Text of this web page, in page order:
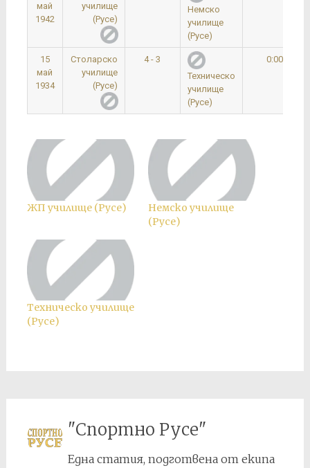
май
1942
училище
(Русе)
Немско
училище
(Русе)
15
май
1934
Столарско
училище
(Русе)
4 - 3
Техническо
училище
(Русе)
0:00
ЖП училище (Русе)
Немско училище
(Русе)
Техническо училище
(Русе)
"Спортно Русе"
Една статия, подготвена от екипа